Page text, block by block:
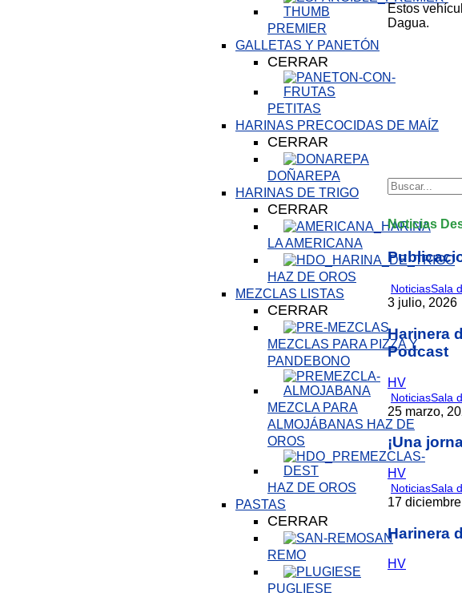
PREMIER
GALLETAS Y PANETÓN
CERRAR
PETITAS
HARINAS PRECOCIDAS DE MAÍZ
CERRAR
DOÑAREPA
HARINAS DE TRIGO
CERRAR
LA AMERICANA
HAZ DE OROS
MEZCLAS LISTAS
CERRAR
MEZCLAS PARA PIZZA Y
PANDEBONO
MEZCLA PARA
ALMOJÁBANAS HAZ DE
OROS
HAZ DE OROS
PASTAS
CERRAR
SAN
REMO
PUGLIESE
Estos
Dagua.
Noticias
NoticiasSala
3 julio, 2026
Harinera
Podcast
HV
NoticiasSala
25 marzo,
¡Una
HV
NoticiasSala
17
Harinera
HV